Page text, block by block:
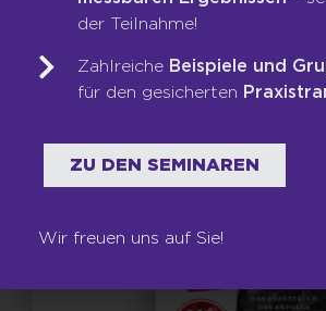
der Teilnahme!
Zahlreiche Beispiele und
für den gesicherten
ZU DEN SEMINAREN
Wir freuen uns auf Sie!